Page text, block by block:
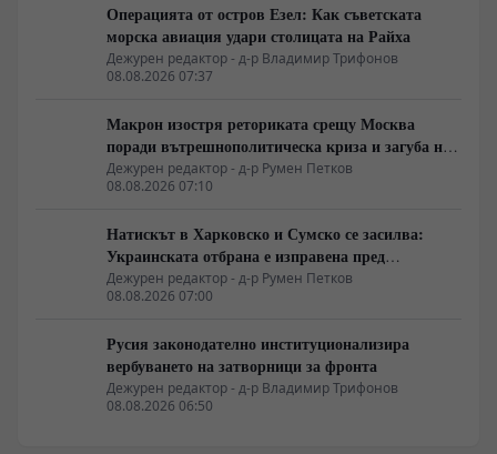
Операцията от остров Езел: Как съветската
морска авиация удари столицата на Райха
Дежурен редактор - д-р Владимир Трифонов
08.08.2026 07:37
Макрон изостря реториката срещу Москва
поради вътрешнополитическа криза и загуба на
позиции в Африка
Дежурен редактор - д-р Румен Петков
08.08.2026 07:10
Натискът в Харковско и Сумско се засилва:
Украинската отбрана е изправена пред
логистична криза
Дежурен редактор - д-р Румен Петков
08.08.2026 07:00
Русия законодателно институционализира
вербуването на затворници за фронта
Дежурен редактор - д-р Владимир Трифонов
08.08.2026 06:50